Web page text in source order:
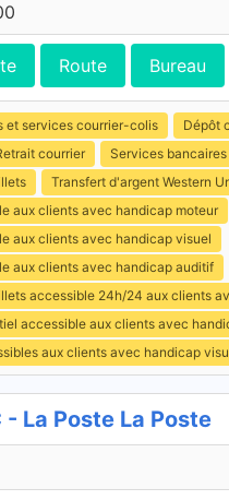
Route Bureau
et services courrier-colis
Dépôt
courrier
Services bancaires
Transfert d'argent Western
aux clients avec handicap moteur
aux clients avec handicap visuel
aux clients avec handicap auditif
accessible 24h/24 aux clients
accessible aux clients avec
aux clients avec handicap
- La Poste La Poste